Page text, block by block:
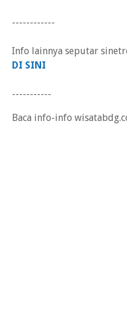
------------
Info lainnya seputar
DI SINI
-----------
Baca info-info